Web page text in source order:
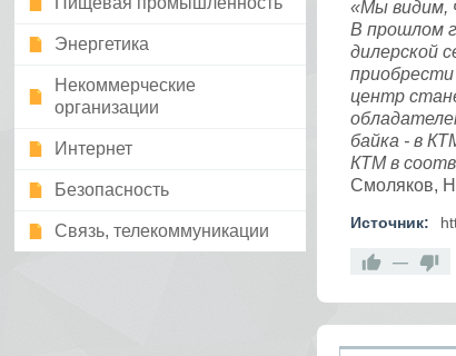
Энергетика
Некоммерческие
организации
Интернет
Безопасность
Связь, телекоммуникации
«Мы видим,
В прошлом
дилерской
центр
байка - в
КТМ в
Смоляков,
Источник:
—